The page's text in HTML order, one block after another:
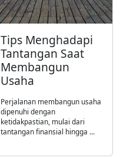
Tips Menghadapi
Tantangan Saat
Membangun
Usaha
Perjalanan membangun usaha
dipenuhi dengan
ketidakpastian, mulai dari
tantangan finansial hingga ...